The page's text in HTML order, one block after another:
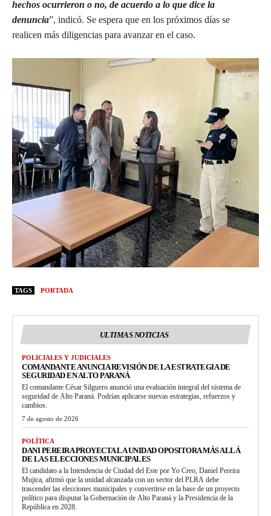
hechos ocurrieron o no, de acuerdo a lo que dice la
denuncia”, indicó. Se espera que en los próximos días se
realicen más diligencias para avanzar en el caso.
TAGS PORTADA
ULTIMAS NOTICIAS
POLICIALES Y JUDICIALES
COMANDANTE ANUNCIA REVISIÓN DE LA ESTRATEGIA DE
SEGURIDAD EN ALTO PARANÁ
El comandante César Silguero anunció una evaluación integral del sistema de
seguridad de Alto Paraná. Podrían aplicarse nuevas estrategias, refuerzos y
cambios.
7 de agosto de 2026
POLÍTICA
DANI PEREIRA PROYECTA LA UNIDAD OPOSITORA MÁS ALLÁ
DE LAS ELECCIONES MUNICIPALES
El candidato a la Intendencia de Ciudad del Este por Yo Creo, Daniel Pereira
Mujica, afirmó que la unidad alcanzada con un sector del PLRA debe
trascender las elecciones municipales y convertirse en la base de un proyecto
político para disputar la Gobernación de Alto Paraná y la Presidencia de la
República en 2028.